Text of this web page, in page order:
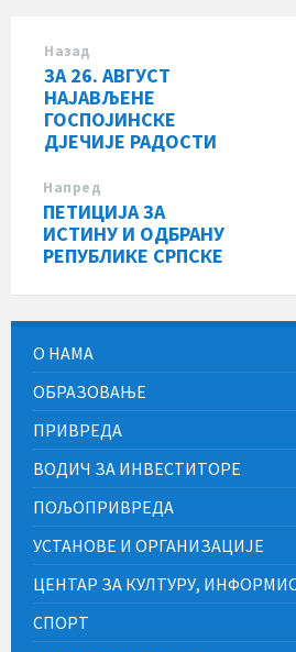
Назад
ЗА 26. АВГУСТ
НАЈАВЉЕНЕ
ГОСПОЈИНСКЕ
ДЈЕЧИЈЕ РАДОСТИ
Напред
ПЕТИЦИЈА ЗА
ИСТИНУ И ОДБРАНУ
РЕПУБЛИКЕ СРПСКЕ
О НАМА
ОБРАЗОВАЊЕ
ПРИВРЕДА
ВОДИЧ ЗА ИНВЕСТИТОРЕ
ПОЉОПРИВРЕДА
УСТАНОВЕ И ОРГАНИЗАЦИЈЕ
ЦЕНТАР ЗА КУЛТУРУ,
СПОРТ